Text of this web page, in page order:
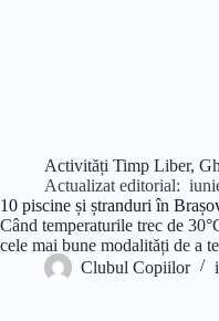
Activități Timp Liber,
Actualizat editorial:
10 piscine și ștranduri în
Când temperaturile trec de
cele mai bune modalități de a
Clubul Copiilor